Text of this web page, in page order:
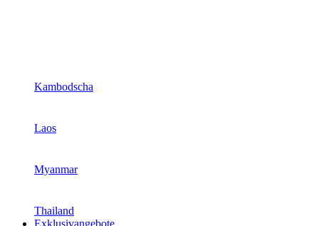
Kambodscha
Laos
Myanmar
Thailand
Exklusivangebote